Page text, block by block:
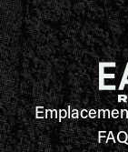
FAQ